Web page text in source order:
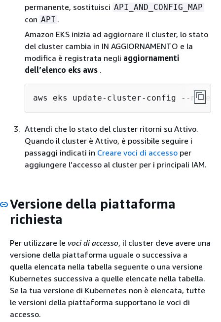
permanente, sostituisci API_AND_CONFIG_MAP
con API .
Amazon EKS inizia ad aggiornare il cluster, lo stato
del cluster cambia in IN AGGIORNAMENTO e la
modifica è registrata negli aggiornamenti
dell’elenco eks aws .
aws eks update-cluster-config --name
Attendi che lo stato del cluster ritorni su Attivo.
Quando il cluster è Attivo, è possibile seguire i
passaggi indicati in Creare voci di accesso per
aggiungere l’accesso al cluster per i principali IAM.
Versione della piattaforma
richiesta
Per utilizzare le voci di accesso, il cluster deve avere una
versione della piattaforma uguale o successiva a
quella elencata nella tabella seguente o una versione
Kubernetes successiva a quelle elencate nella tabella.
Se la tua versione di Kubernetes non è elencata, tutte
le versioni della piattaforma supportano le voci di
accesso.